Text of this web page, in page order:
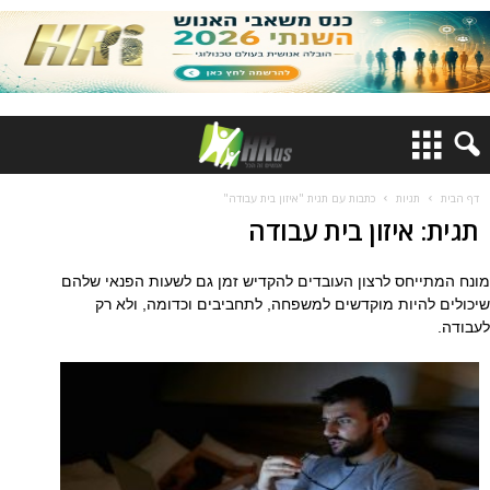
דף הבית תגיות כתבות עם תגית "איזון בית עבודה"
תגית: איזון בית עבודה
מונח המתייחס לרצון העובדים להקדיש זמן גם לשעות הפנאי שלהם
שיכולים להיות מוקדשים למשפחה, לתחביבים וכדומה, ולא רק
לעבודה.